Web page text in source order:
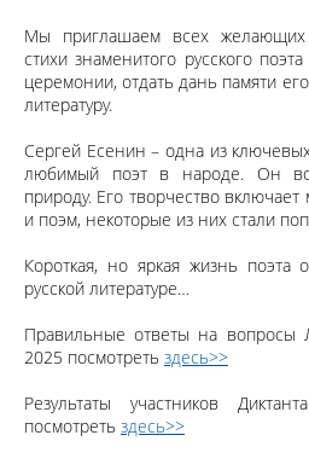
Мы приглашаем всех желающих
стихи знаменитого русского
церемонии, отдать дань памяти
литературу.
Сергей Есенин – одна из
любимый поэт в народе. Он
природу. Его творчество
и поэм, некоторые из них стали
Короткая, но яркая жизнь поэта
русской литературе…
Правильные ответы на вопросы
2025 посмотреть здесь>>
Результаты участников
посмотреть здесь>>